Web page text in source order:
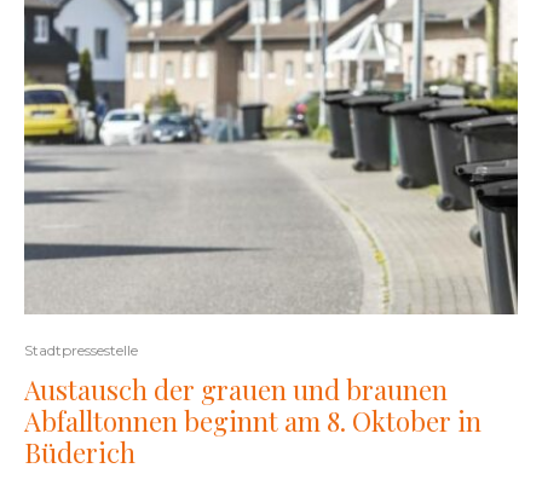
Stadtpressestelle
Austausch der grauen und braunen
Abfalltonnen beginnt am 8. Oktober in
Büderich